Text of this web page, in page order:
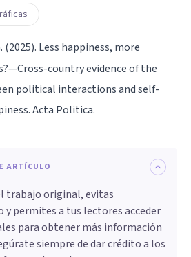
(2025). Less happiness, more
country evidence of the
political interactions and self-
Acta Politica.
ARTÍCULO
trabajo original, evitas
y permites a tus lectores acceder
para obtener más información
siempre de dar crédito a los